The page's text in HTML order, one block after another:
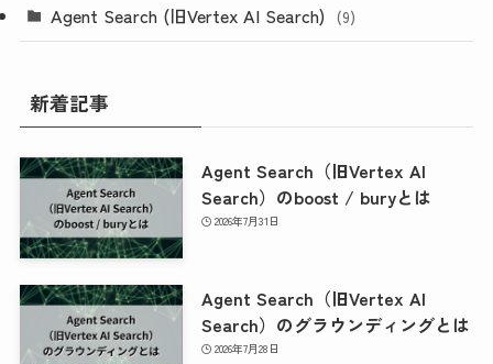
Agent Search (旧Vertex AI Search) (9)
新着記事
Agent Search（旧Vertex AI
Search）のboost / buryとは
2026年7月31日
Agent Search（旧Vertex AI
Search）のグラウンディングとは
2026年7月28日